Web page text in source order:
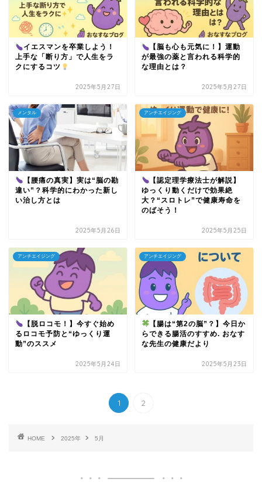
イエスマンを卒業しよう！
上手な「断り方」で人生をラ
クにするコツ
2025年5月27日
【脳も心も元気に！】運動
が最強の薬と言われる科学的
な理由とは？
2025年5月27日
メンタル
【腰痛の真実】実は“脳の勘
違い”？科学的にわかった新し
い治し方とは
2025年5月26日
アンチエイジング
【認定理学療法士が解説】
ゆっくり動くだけで効果絶
大？“スロトレ”で健康寿命を
のばそう！
2025年5月25日
アンチエイジング
【脱ロコモ！】今すぐ始め
るロコモ予防と“ゆっくり運
動”のススメ
2025年5月24日
アンチエイジング
【腸は“第2の脳”？】今日か
らできる腸活のすすめ. おなす
な先生の健康だより
2025年5月23日
1 2
HOME 2025年 5月